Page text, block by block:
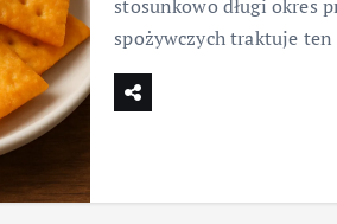
stosunkowo długi okres
spożywczych traktuje